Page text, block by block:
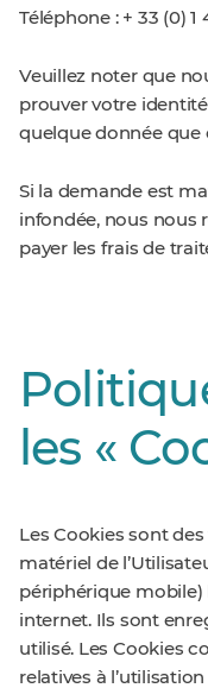
Téléphone : + 33 (0) 1
Veuillez noter que
prouver votre
quelque donnée que
Si la demande est
infondée, nous nous
payer les frais de
les «
Les Cookies sont
matériel de
périphérique mobile)
internet. Ils sont
utilisé. Les Cookies
relatives à